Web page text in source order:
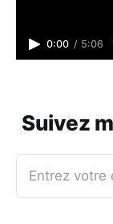
0:00 / 5:06
Suivez
Entrez votre